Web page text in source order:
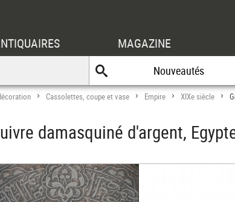
MAGAZINE
Nouveautés
> Cassolettes, coupe et vase > Empire > XIXe siècle >
damasquiné d'argent,